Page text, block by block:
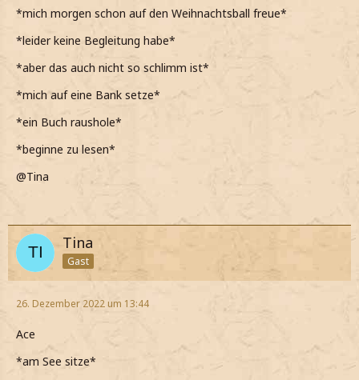
*mich morgen schon auf den Weihnachtsball freue*
*leider keine Begleitung habe*
*aber das auch nicht so schlimm ist*
*mich auf eine Bank setze*
*ein Buch raushole*
*beginne zu lesen*
@Tina
Tina
Gast
26. Dezember 2022 um 13:44
Ace
*am See sitze*